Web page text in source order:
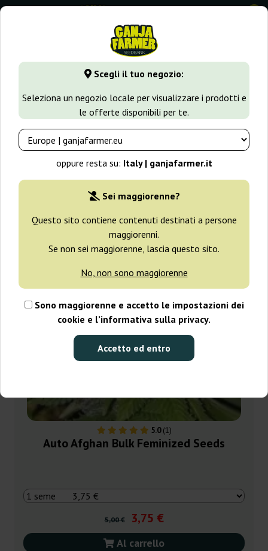
Scegli il tuo negozio:
Seleziona un negozio locale per visualizzare i prodotti e
le offerte disponibili per te.
oppure resta su: Italy | ganjafarmer.it
Sei maggiorenne?
Questo sito contiene contenuti destinati a persone
maggiorenni.
Se non sei maggiorenne, lascia questo sito.
No, non sono maggiorenne
Sono maggiorenne e accetto le impostazioni dei
cookie e l’informativa sulla privacy.
Accetto ed entro
0
GanjaFarmer.it Varietà di Cannabis Afghan Kush
Afghan Kush Semi
Filtri Ordinamento
5.0(1)
Auto Afghan Bulk Feminized Seeds
5,00 € 3,75 €
Al carrello